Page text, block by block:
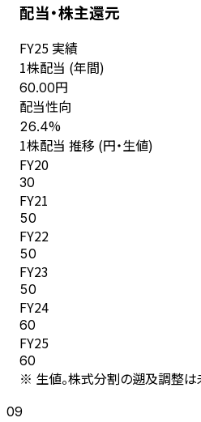
配当・株主還元
FY25 実績
1株配当 (年間)
60.00円
配当性向
26.4%
1株配当 推移 (円・生値)
FY20
30
FY21
50
FY22
50
FY23
50
FY24
60
FY25
60
※ 生値。株式分割の遡及調整は
09